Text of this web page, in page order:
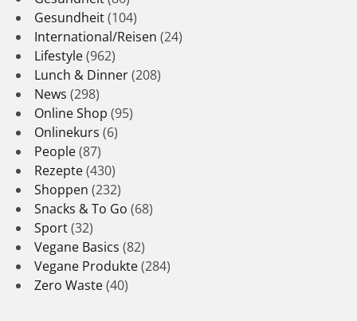
Gesundheit(104)
International/Reisen (24)
Lifestyle(962)
Lunch & Dinner(208)
News (298)
Online Shop (95)
Onlinekurs (6)
People(87)
Rezepte(430)
Shoppen (232)
Snacks & To Go (68)
Sport(32)
Vegane Basics (82)
Vegane Produkte(284)
Zero Waste(40)